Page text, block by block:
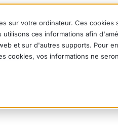
sur votre ordinateur. Ces
utilisons ces informations afin
et sur d'autres supports. Pour
cookies, vos informations ne